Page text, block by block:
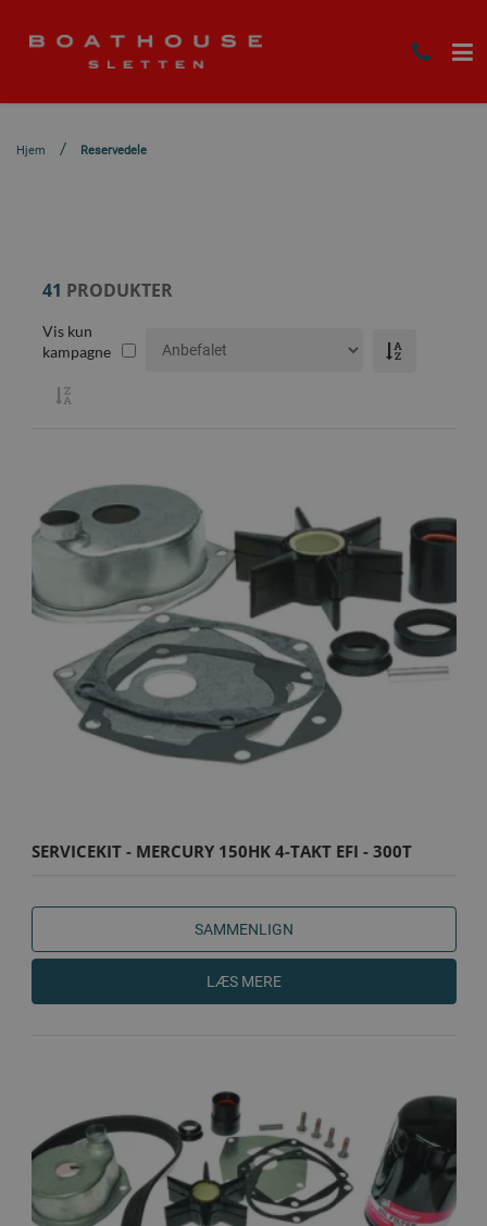
Hjem Reservedele
41 PRODUKTER
Vis kun
kampagne
SERVICEKIT - MERCURY 150HK 4-TAKT EFI - 300T
SAMMENLIGN
LÆS MERE